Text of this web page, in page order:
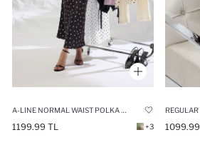
1199.99 TL +3 1099.99